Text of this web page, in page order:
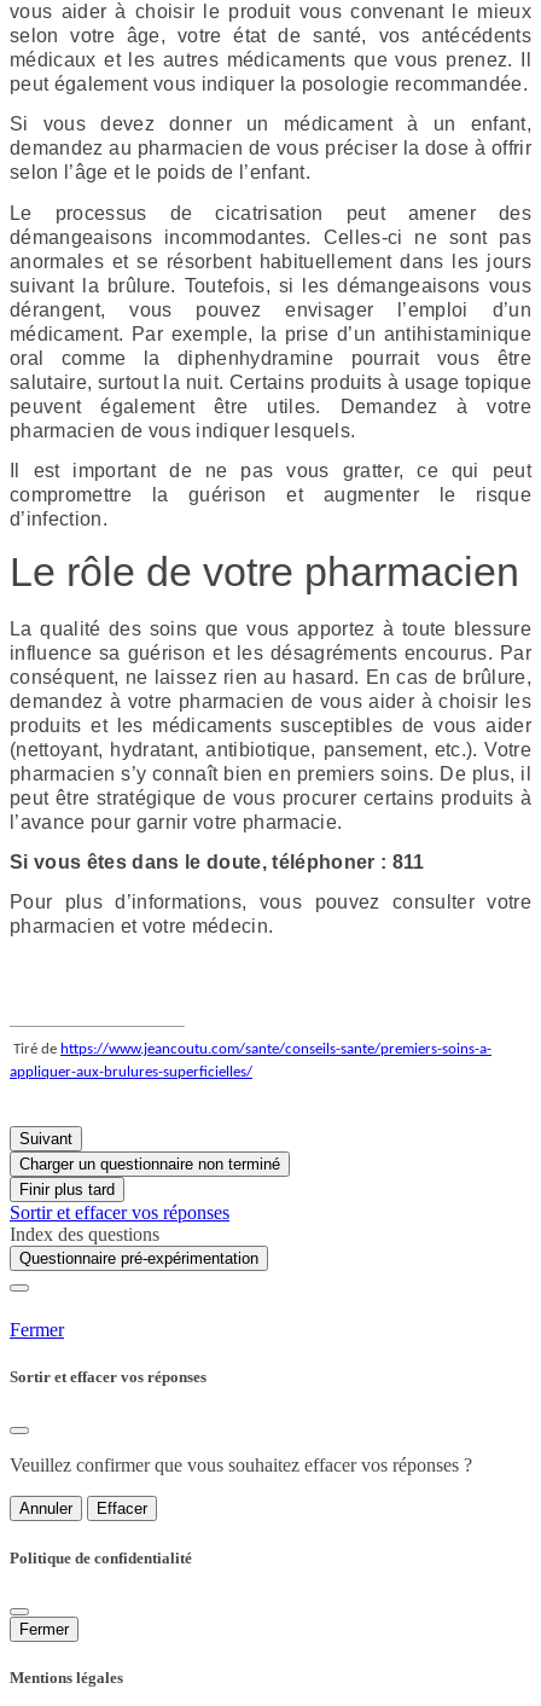
vous aider à choisir le produit vous convenant le mieux
selon votre âge, votre état de santé, vos antécédents
médicaux et les autres médicaments que vous prenez. Il
peut également vous indiquer la posologie recommandée.
Si vous devez donner un médicament à un enfant,
demandez au pharmacien de vous préciser la dose à offrir
selon l’âge et le poids de l’enfant.
Le processus de cicatrisation peut amener des
démangeaisons incommodantes. Celles-ci ne sont pas
anormales et se résorbent habituellement dans les jours
suivant la brûlure. Toutefois, si les démangeaisons vous
dérangent, vous pouvez envisager l’emploi d’un
médicament. Par exemple, la prise d’un antihistaminique
oral comme la diphenhydramine pourrait vous être
salutaire, surtout la nuit. Certains produits à usage topique
peuvent également être utiles. Demandez à votre
pharmacien de vous indiquer lesquels.
Il est important de ne pas vous gratter, ce qui peut
compromettre la guérison et augmenter le risque
d’infection.
Le rôle de votre pharmacien
La qualité des soins que vous apportez à toute blessure
influence sa guérison et les désagréments encourus. Par
conséquent, ne laissez rien au hasard. En cas de brûlure,
demandez à votre pharmacien de vous aider à choisir les
produits et les médicaments susceptibles de vous aider
(nettoyant, hydratant, antibiotique, pansement, etc.). Votre
pharmacien s’y connaît bien en premiers soins. De plus, il
peut être stratégique de vous procurer certains produits à
l’avance pour garnir votre pharmacie.
Si vous êtes dans le doute, téléphoner : 811
Pour plus d’informations, vous pouvez consulter votre
pharmacien et votre médecin.
Tiré de https://www.jeancoutu.com/sante/conseils-sante/premiers-soins-a-
appliquer-aux-brulures-superficielles/
Suivant
Charger un questionnaire non terminé
Finir plus tard
Sortir et effacer vos réponses
Index des questions
Questionnaire pré-expérimentation
Fermer
Sortir et effacer vos réponses
Veuillez confirmer que vous souhaitez effacer vos réponses ?
Annuler Effacer
Politique de confidentialité
Fermer
Mentions légales